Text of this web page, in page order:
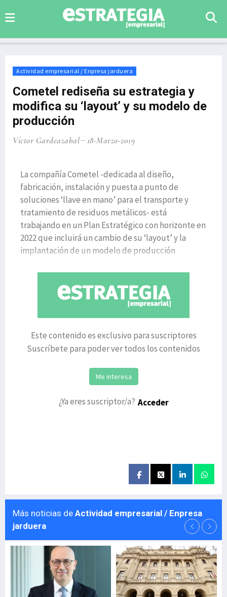
Actividad empresarial / Enpresa jarduera
Cometel rediseña su estrategia y
modifica su ‘layout’ y su modelo de
producción
Víctor Gardeazabal 18-Marzo-2019
La compañía Cometel -dedicada al diseño,
fabricación, instalación y puesta a punto de
soluciones ‘llave en mano’ para el transporte y
tratamiento de residuos metálicos- está
trabajando en un Plan Estratégico con horizonte en
2022 que incluirá un cambio de su ‘layout’ y la
implantación de un modelo de producción
Este contenido es exclusivo para suscriptores
Suscríbete para poder ver todos los contenidos
Me interesa
¿Ya eres suscriptor/a? Acceder
Más noticias de Actividad empresarial / Enpresa
jarduera